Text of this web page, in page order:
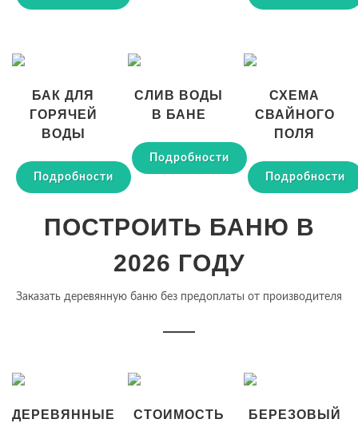
БАК ДЛЯ
ГОРЯЧЕЙ
ВОДЫ
Подробности
СЛИВ ВОДЫ
В БАНЕ
Подробности
СХЕМА
СВАЙНОГО
ПОЛЯ
Подробности
ПОСТРОИТЬ БАНЮ В
2026 ГОДУ
Заказать деревянную баню без предоплаты от производителя
ДЕРЕВЯННЫЕ
СТОИМОСТЬ
БЕРЕЗОВЫЙ